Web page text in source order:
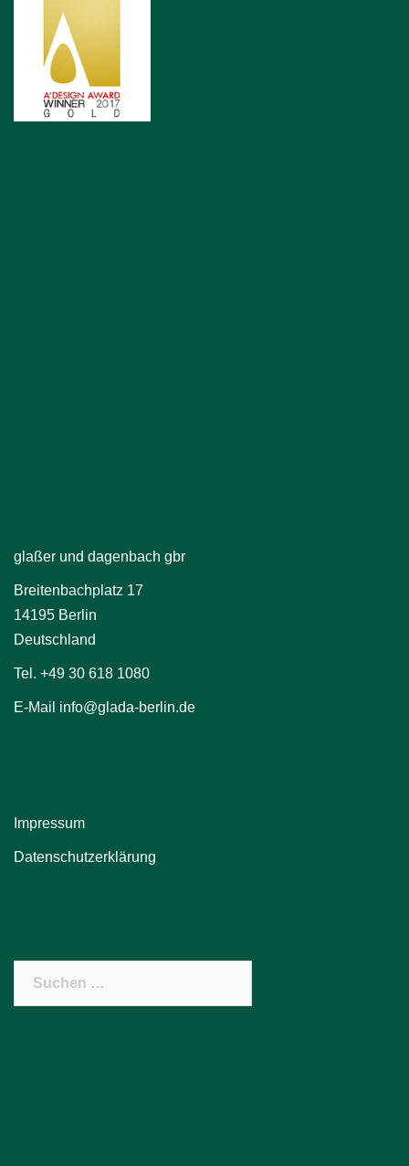
glaßer und dagenbach gbr
Breitenbachplatz 17
14195 Berlin
Deutschland
Tel. +49 30 618 1080
E-Mail info@glada-berlin.de
Impressum
Datenschutzerklärung